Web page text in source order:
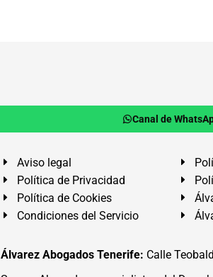
Canal de
Aviso legal
Política de Privacidad
Política de Cookies
Condiciones del Servicio
Álvarez Abogados Tenerife: Calle